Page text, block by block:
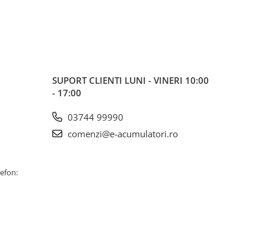
SUPORT CLIENTI LUNI - VINERI 10:00
- 17:00
03744 99990
comenzi@e-acumulatori.ro